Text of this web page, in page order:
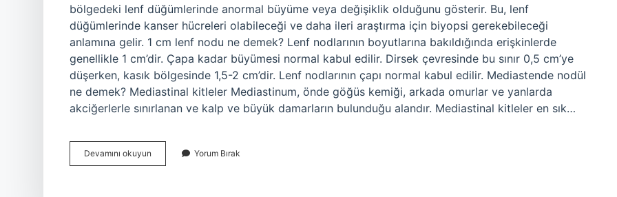
bölgedeki lenf düğümlerinde anormal büyüme veya değişiklik olduğunu gösterir. Bu, lenf
düğümlerinde kanser hücreleri olabileceği ve daha ileri araştırma için biyopsi gerekebileceği
anlamına gelir. 1 cm lenf nodu ne demek? Lenf nodlarının boyutlarına bakıldığında erişkinlerde
genellikle 1 cm’dir. Çapa kadar büyümesi normal kabul edilir. Dirsek çevresinde bu sınır 0,5 cm’ye
düşerken, kasık bölgesinde 1,5-2 cm’dir. Lenf nodlarının çapı normal kabul edilir. Mediastende nodül
ne demek? Mediastinal kitleler Mediastinum, önde göğüs kemiği, arkada omurlar ve yanlarda
akciğerlerle sınırlanan ve kalp ve büyük damarların bulunduğu alandır. Mediastinal kitleler en sık…
Devamını okuyun Mediastende
1
Yorum Bırak